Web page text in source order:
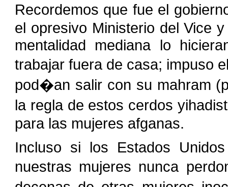
Recordemos que fue el
el opresivo Ministerio del Vice
mentalidad mediana lo
trabajar fuera de casa; impuso
pod�an salir con su mahram
la regla de estos cerdos
para las mujeres afganas.
Incluso si los Estados
nuestras mujeres nunca